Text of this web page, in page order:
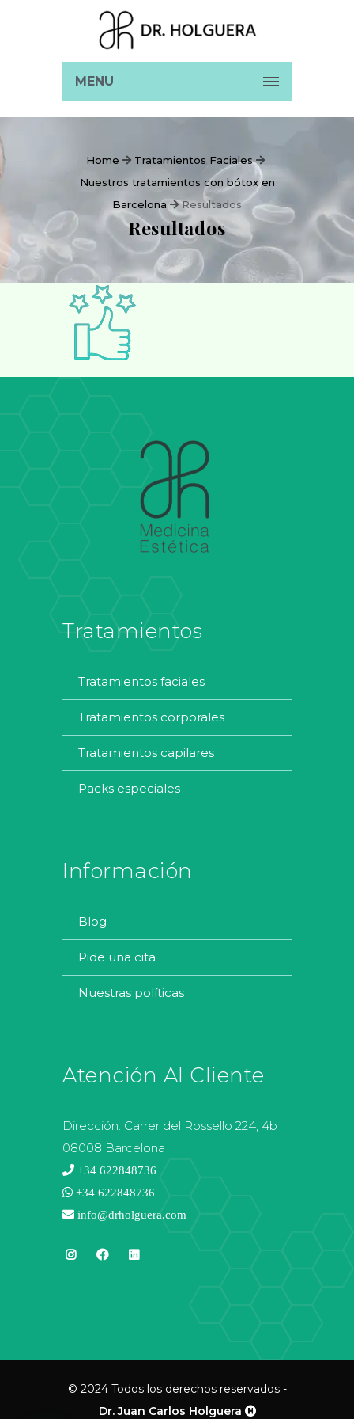
MENU
Home
Tratamientos Faciales
Nuestros tratamientos con bótox en
Barcelona
Resultados
Resultados
Tratamientos
tratamientos faciales
tratamientos corporales
tratamientos capilares
packs especiales
Información
blog
pide una cita
nuestras políticas
Atención Al Cliente
Dirección: Carrer del Rossello 224, 4b
08008 Barcelona
+34 622848736
+34 622848736
info@drholguera.com
© 2024 Todos los derechos reservados -
Dr. Juan Carlos Holguera